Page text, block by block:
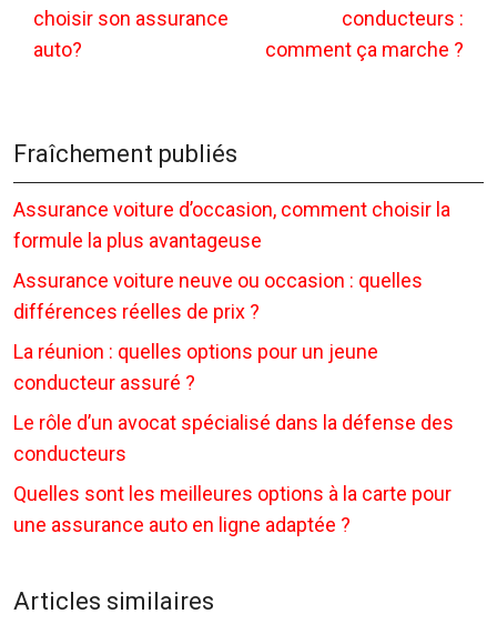
choisir son assurance
auto?
conducteurs :
comment ça marche ?
Fraîchement publiés
Assurance voiture d’occasion, comment choisir la
formule la plus avantageuse
Assurance voiture neuve ou occasion : quelles
différences réelles de prix ?
La réunion : quelles options pour un jeune
conducteur assuré ?
Le rôle d’un avocat spécialisé dans la défense des
conducteurs
Quelles sont les meilleures options à la carte pour
une assurance auto en ligne adaptée ?
Articles similaires